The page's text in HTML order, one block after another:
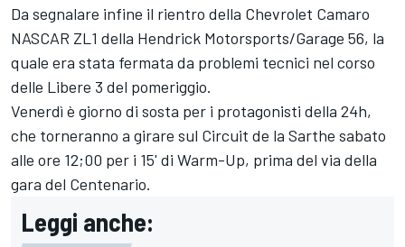
Da segnalare infine il rientro della Chevrolet Camaro
NASCAR ZL1 della Hendrick Motorsports/Garage 56, la
quale era stata fermata da problemi tecnici nel corso
delle Libere 3 del pomeriggio.
Venerdì è giorno di sosta per i protagonisti della 24h,
che torneranno a girare sul Circuit de la Sarthe sabato
alle ore 12;00 per i 15' di Warm-Up, prima del via della
gara del Centenario.
Leggi anche: